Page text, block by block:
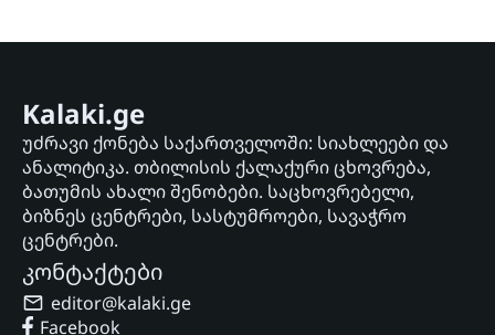
Kalaki.ge
უძრავი ქონება საქართველოში: სიახლეები და
ანალიტიკა. თბილისის ქალაქური ცხოვრება,
ბათუმის ახალი შენობები. საცხოვრებელი,
ბიზნეს ცენტრები, სასტუმროები, სავაჭრო
ცენტრები.
კონტაქტები
editor@kalaki.ge
Facebook